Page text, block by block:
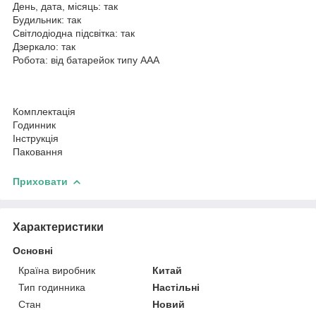
День, дата, місяць: так
Будильник: так
Світлодіодна підсвітка: так
Дзеркало: так
Робота: від батарейок типу ААА
Комплектація
Годинник
Інструкція
Паковання
Приховати
Характеристики
Основні
Країна виробник
Китай
Тип годинника
Настільні
Стан
Новий